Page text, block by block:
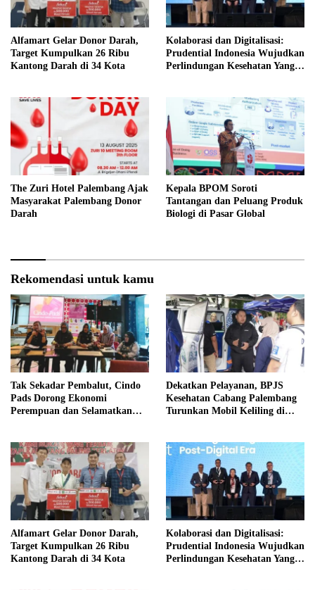
Alfamart Gelar Donor Darah,
Target Kumpulkan 26 Ribu
Kantong Darah di 34 Kota
Kolaborasi dan Digitalisasi:
Prudential Indonesia Wujudkan
Perlindungan Kesehatan Yang
The Zuri Hotel Palembang Ajak
Masyarakat Palembang Donor
Darah
Kepala BPOM Soroti
Tantangan dan Peluang Produk
Biologi di Pasar Global
Rekomendasi untuk kamu
Tak Sekadar Pembalut, Cindo
Pads Dorong Ekonomi
Perempuan dan Selamatkan
Dekatkan Pelayanan, BPJS
Kesehatan Cabang Palembang
Turunkan Mobil Keliling di
Alfamart Gelar Donor Darah,
Target Kumpulkan 26 Ribu
Kantong Darah di 34 Kota
Kolaborasi dan Digitalisasi:
Prudential Indonesia Wujudkan
Perlindungan Kesehatan Yang